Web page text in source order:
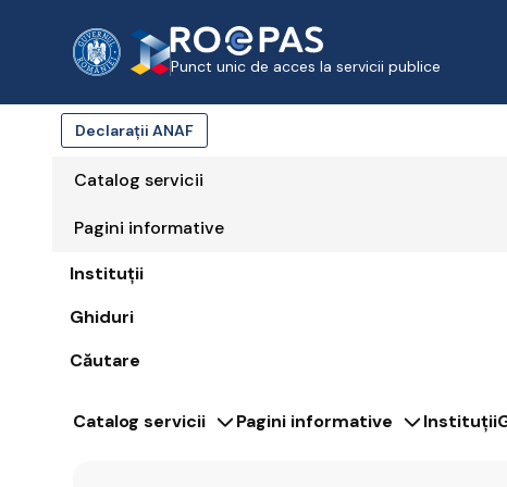
Punct unic de acces la servicii publice
Declarații ANAF
Catalog servicii
Pagini informative
Instituții
Ghiduri
Căutare
Catalog servicii Pagini informative Instituții